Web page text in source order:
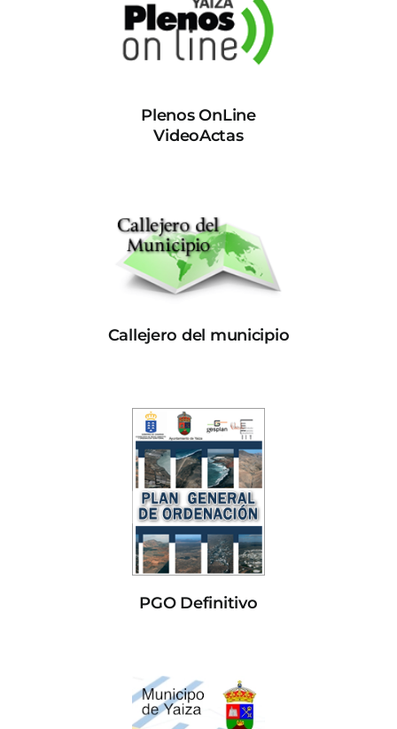
Plenos OnLine
VideoActas
Callejero del municipio
PGO Definitivo